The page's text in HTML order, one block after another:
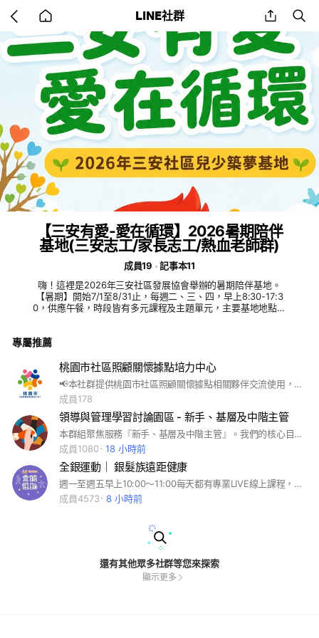
back
to
home
LINE社群 share
【三安有愛-愛在循環】2026暑期陪伴
基地(三安志工/家長志工/熱血老師群)
成員19
記事本11
嗨！這裡是2026年三安社區發展協會舉辦的暑期陪伴基地。
【暑期】開始7/1至8/31止，每週二、三、四，早上8:30-17:3
0，供應午餐，時段皆有多元課程及主題單元，主要基地地點為
根計劃贊助執行，詳情內容可自行搜尋官網。 如有疑問，歡迎
專屬推薦
桃園市社區照顧關懷據點培力中心
📢本社群提供桃園市社區照顧關懷據點相關夥伴交流使用，分享課程資訊、活動公告及培力中心最新消息。 僅限桃園市社區照顧關懷據點志工、幹部、工作人員及相關合作夥伴申請加入。 📌 若您想了解桃園市社區照顧關懷據點相關資訊，歡迎至本中心 Facebook 粉絲專頁 查詢最新消息與活動資訊。 #培力中心#桃園市社區照顧關懷據點培力中心#社區照顧關懷據點#社區照顧關懷據點培力中心#桃園市政府#關懷據點
成員178
領導與管理學習討論園區 - 新手、基層及中階主管
本群組聚焦服務『新手、基層及中階主管』。我們的核心目標有二： 第一，成為各位的『管理實戰智囊團』，遇到難題，這裡有具體建議。 第二，成為大家的『情緒避風港』，管理路上受的委屈和壓力，這裡有人聽。 有多位高階主管/企業主/人資主管/管顧教練共同研討。 #領導, #管理, #策略, #教練, #中高階主管, #人力資源策略, #策略性人力資源管理, #學習, #發展
成員1080
18 小時前
全銀運動｜ 銀髮族遠距健康
週一至週五早上10:00～11:00每天都有專業LIVE線上課程，大家一起健康促進。 ✨記事本有所有課程資訊✨ 歡迎一起加入👏 #防疫 #遠距 #健康 #銀髮 #長照 #運動 #衛教 #居隔好夥伴 #樂活 #退休 #熟齡 #諮詢 #健康促進 #預防 #延緩 #增健康 #課程 #免費
成員4573
8 小時前
還有其他眾多社群等您來探索
顯示更多